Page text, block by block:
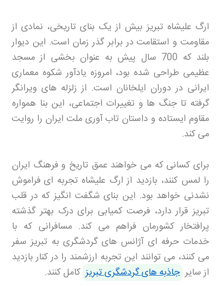
ارگ علیشاه تبریز بیش از یک بنای تاریخی، نمادی از
مقاومت و استقامت در برابر گذر زمان است. این دیوار
بلند که 700 سال پیش به عنوان بخشی از مسجد
عظیمی طراحی شده بود، امروزه یادآور شکوه معماری
ایرانی در دوران ایلخانان است. از زلزله های ویرانگر
گرفته تا جنگ ها و تغییرات اجتماعی، این بنا همواره
مقاوم ایستاده و داستان تاب آوری ملت ایران را روایت
می کند.
برای کسانی که می خواهند عمق تاریخ و فرهنگ ایران
را لمس کنند، بازدید از ارگ علیشاه تجربه ای فراموش
نشدنی خواهد بود. این بنای شگفت انگیز که در قلب
تبریز قرار دارد، فرصت کمیابی برای درک بهتر گذشته
پرافتخار کشورمان فراهم می کند. مسافرانی که با
خدمات حرفه ای آژانس های گردشگری به تبریز سفر
می کنند، می توانند این تجربه ارزشمند را در کنار بازدید
از سایر جاذبه های گردشگری تبریز کامل کنند.